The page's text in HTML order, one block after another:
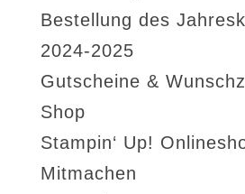
Bestellung des
2024-2025
Gutscheine &
Shop
Stampin‘ Up!
Mitmachen